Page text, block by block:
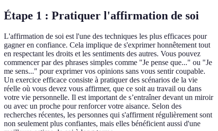
Étape 1 : Pratiquer l'affirmation de soi
L'affirmation de soi est l'une des techniques les plus efficaces pour
gagner en confiance. Cela implique de s'exprimer honnêtement tout
en respectant les droits et les sentiments des autres. Vous pouvez
commencer par des phrases simples comme "Je pense que..." ou "Je
me sens..." pour exprimer vos opinions sans vous sentir coupable.
Un exercice efficace consiste à pratiquer des scénarios de la vie
réelle où vous devez vous affirmer, que ce soit au travail ou dans
votre vie personnelle. Il est important de s’entraîner devant un miroir
ou avec un proche pour renforcer votre aisance. Selon des
recherches récentes, les personnes qui s'affirment régulièrement sont
non seulement plus confiantes, mais elles bénéficient aussi d'une